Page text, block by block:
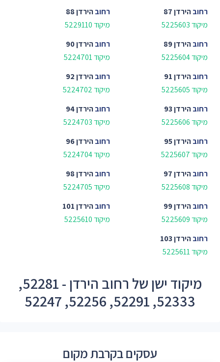
רחובהירדן 87
מיקוד 5225603
רחובהירדן 88
מיקוד 5229110
רחובהירדן 89
מיקוד 5225604
רחובהירדן 90
מיקוד 5224701
רחובהירדן 91
מיקוד 5225605
רחובהירדן 92
מיקוד 5224702
רחובהירדן 93
מיקוד 5225606
רחובהירדן 94
מיקוד 5224703
רחובהירדן 95
מיקוד 5225607
רחובהירדן 96
מיקוד 5224704
רחובהירדן 97
מיקוד 5225608
רחובהירדן 98
מיקוד 5224705
רחובהירדן 99
מיקוד 5225609
רחובהירדן 101
מיקוד 5225610
רחובהירדן 103
מיקוד 5225611
מיקוד ישן של רחוב הירדן - 52281,
52333, 52291, 52256, 52247
עסקים בקרבת מקום